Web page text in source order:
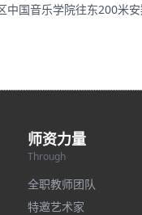
中国音乐学院往东200米安
师资力量
Through
全职教师团队
特邀艺术家